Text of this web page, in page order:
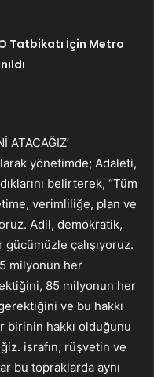
Tatbikatı İçin Metro
ATACAĞIZ’
yönetimde; Adaleti,
belirterek, “Tüm
verimliliğe, plan ve
Adil, demokratik,
çalışıyoruz.
milyonun her
85 milyonun her
ve bu hakkı
hakkı olduğunu
israfın, rüşvetin ve
bu topraklarda aynı